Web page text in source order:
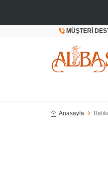
MÜŞTERI
Anasayfa